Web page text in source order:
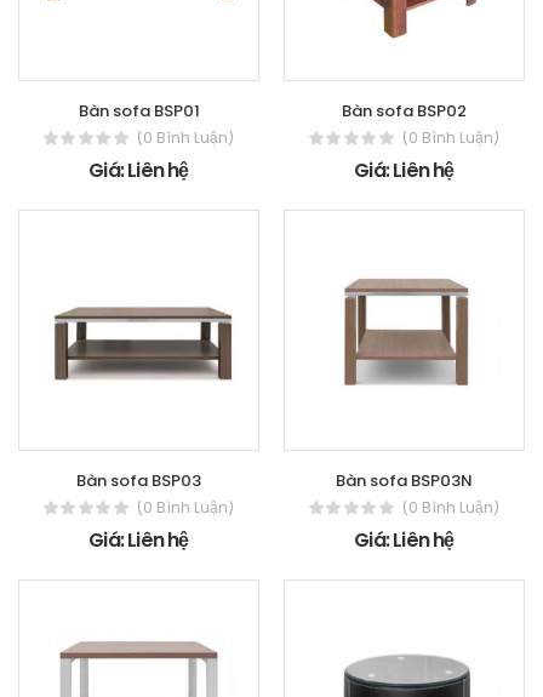
Bàn sofa BSP01
(0 Bình Luận)
Giá: Liên hệ
Bàn sofa BSP02
(0 Bình Luận)
Giá: Liên hệ
Bàn sofa BSP03
(0 Bình Luận)
Giá: Liên hệ
Bàn sofa BSP03N
(0 Bình Luận)
Giá: Liên hệ